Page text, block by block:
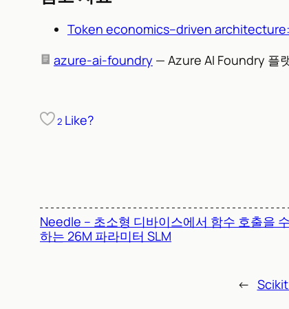
Token economics–driven architecture:
azure-ai-foundry — Azure AI Foundry 플
2 Like?
Needle – 초소형 디바이스에서 함수 호출을
하는 26M 파라미터 SLM
←